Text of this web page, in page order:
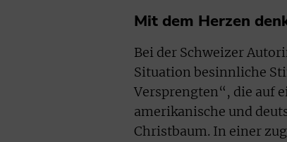
Mit dem Herzen
Bei der Schweizer
Situation besinnliche
Versprengten“, die auf
amerikanische und
Christbaum. In einer